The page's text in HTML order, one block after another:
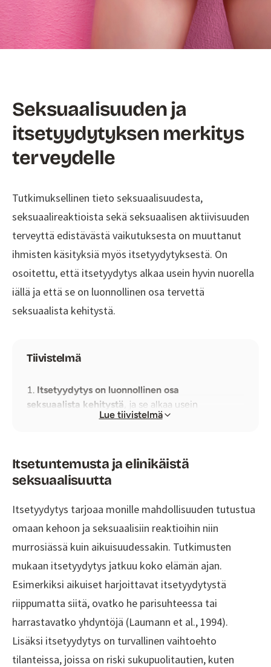
Seksuaalisuuden ja
itsetyydytyksen merkitys
terveydelle
Tutkimuksellinen tieto seksuaalisuudesta,
seksuaalireaktioista sekä seksuaalisen aktiivisuuden
terveyttä edistävästä vaikutuksesta on muuttanut
ihmisten käsityksiä myös itsetyydytyksestä. On
osoitettu, että itsetyydytys alkaa usein hyvin nuorella
iällä ja että se on luonnollinen osa tervettä
seksuaalista kehitystä.
Tiivistelmä
Itsetyydytys on luonnollinen osa
seksuaalista kehitystä , ja se alkaa usein
nuorena; se auttaa tutustumaan kehoon ja
positiivisesti hyvinvointiin ja terveyteen
on tärkeä osa seksuaaliterveyttä.
joilla on myönteisiä vaikutuksia terveyteen;
kosketuksen puute voi aiheuttaa neurologisia
häiriöitä.
Orgasmi ja seksuaalinen aktiivisuus
suojaavat terveyttä
, mikä on havaittu niin
miesten kuin naisten tutkimuksissa.
Seksuaalisuuteen tyytyväiset henkilöt
kokevat itsensä terveemmiksija ovat
vähemmän alttiita yksinäisyyden tunteille.
Lue tiivistelmä
Itsetuntemusta ja elinikäistä
seksuaalisuutta
Itsetyydytys tarjoaa monille mahdollisuuden tutustua
omaan kehoon ja seksuaalisiin reaktioihin niin
murrosiässä kuin aikuisuudessakin. Tutkimusten
mukaan itsetyydytys jatkuu koko elämän ajan.
Esimerkiksi aikuiset harjoittavat itsetyydytystä
riippumatta siitä, ovatko he parisuhteessa tai
harrastavatko yhdyntöjä (Laumann et al., 1994).
Lisäksi itsetyydytys on turvallinen vaihtoehto
tilanteissa, joissa on riski sukupuolitautien, kuten